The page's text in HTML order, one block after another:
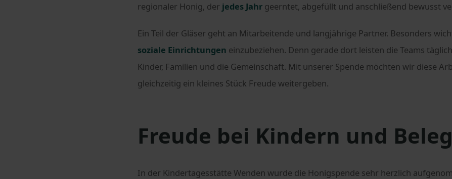
regionaler Honig, der jedes Jahr geerntet, abgefüllt und anschließend bewusst
Ein Teil der Gläser geht an Mitarbeitende und langjährige Partner. Besonders
soziale Einrichtungen einzubeziehen. Denn gerade dort leisten die Teams
Kinder, Familien und die Gemeinschaft. Mit unserer Spende möchten wir diese
gleichzeitig ein kleines Stück Freude weitergeben.
Freude bei Kindern und
In der Kindertagesstätte Wenden wurde die Honigspende sehr herzlich